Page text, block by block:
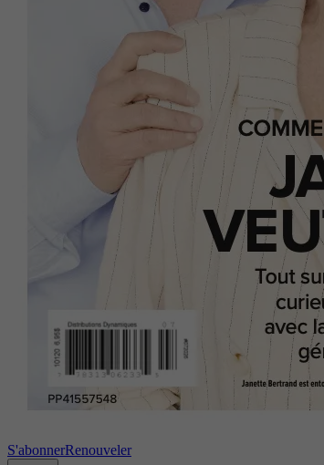
S'abonnerRenouveler